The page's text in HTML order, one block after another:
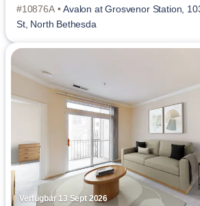
#10876A •Avalon at Grosvenor Station,
St, North Bethesda
Verfügbar 13 Sept 2026